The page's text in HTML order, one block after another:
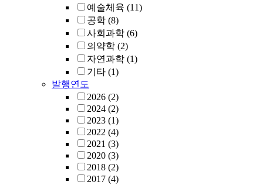
예술체육 (11)
공학 (8)
사회과학 (6)
의약학 (2)
자연과학 (1)
기타 (1)
발행연도
2026 (2)
2024 (2)
2023 (1)
2022 (4)
2021 (3)
2020 (3)
2018 (2)
2017 (4)